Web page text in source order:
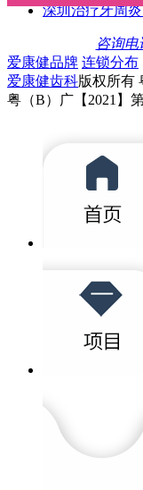
深圳治疗牙周
咨询电
爱康健品牌 连锁分布
爱康健齿科版权所有
粤（B）广【2021】